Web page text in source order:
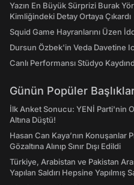
Yazın En Büyük Sürprizi Burak
Kimliğindeki Detay Ortaya Çıkardı
Squid Game Hayranlarını Üzen
Dursun Özbek'in Veda Davetine
Canlı Performansı Stüdyo
Günün Popüler
İlk Anket Sonucu: YENİ Parti'nin
Altına Düştü!
Hasan Can Kaya’nın Konuşanlar
Gözaltına Alınıp Sınır Dışı Edildi
Türkiye, Arabistan ve Pakistan
Yapılan Saldırı Hepsine Yapılmış